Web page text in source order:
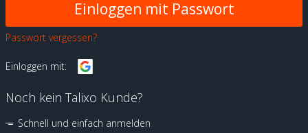
Passwort vergessen?
Einloggen mit:
Noch kein Talixo Kunde?
Schnell und einfach anmelden